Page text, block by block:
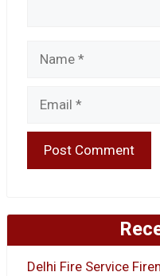
Delhi Fire Service